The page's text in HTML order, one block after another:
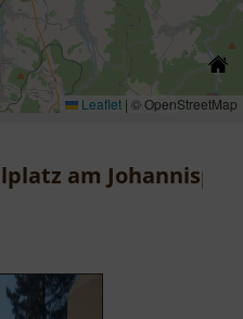
Leaflet | © OpenStreetMap
am